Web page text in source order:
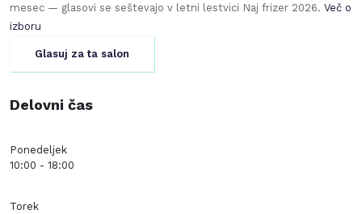
mesec — glasovi se seštevajo v letni lestvici Naj frizer 2026. Več o
izboru
Glasuj za ta salon
Delovni čas
Ponedeljek
10:00 - 18:00
Torek